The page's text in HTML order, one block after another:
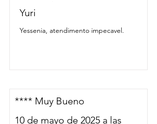
Yuri
Yessenia, atendimento impecavel.
**** Muy Bueno
10 de mayo de 2025 a las